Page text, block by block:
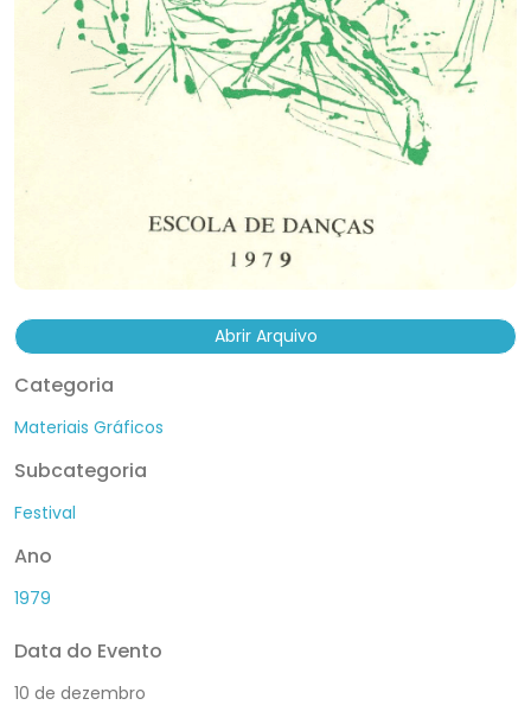
Abrir Arquivo
Categoria
Materiais Gráficos
Subcategoria
Festival
Ano
1979
Data do Evento
10 de dezembro